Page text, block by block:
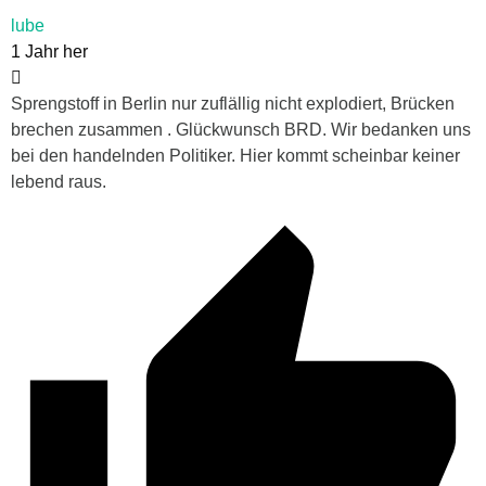
lube
1 Jahr her
Sprengstoff in Berlin nur zuflällig nicht explodiert, Brücken
brechen zusammen . Glückwunsch BRD. Wir bedanken uns
bei den handelnden Politiker. Hier kommt scheinbar keiner
lebend raus.